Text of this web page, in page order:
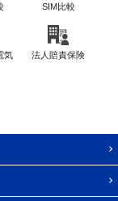
SIM比較
気 法人賠責保険